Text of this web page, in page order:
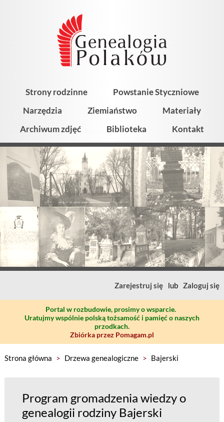
Strony rodzinne
Powstanie Styczniowe
Narzędzia
Ziemiaństwo
Materiały
Archiwum zdjęć
Biblioteka Kontakt
Zarejestruj się lub Zaloguj się
Portal w rozbudowie, prosimy o wsparcie.
Uratujmy wspólnie polską tożsamość i pamięć o naszych
przodkach.
Zbiórka przez Pomagam.pl
Strona główna > Drzewa genealogiczne > Bajerski
Program gromadzenia wiedzy o
genealogii rodziny Bajerski